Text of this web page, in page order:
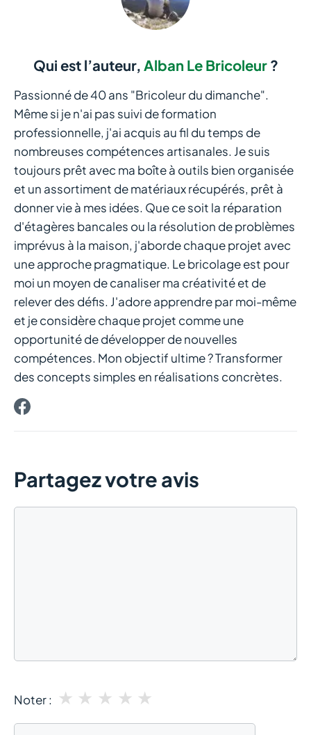
Qui est l’auteur,Alban Le Bricoleur?
Passionné de 40 ans "Bricoleur du dimanche".
Même si je n'ai pas suivi de formation
professionnelle, j'ai acquis au fil du temps de
nombreuses compétences artisanales. Je suis
toujours prêt avec ma boîte à outils bien organisée
et un assortiment de matériaux récupérés, prêt à
donner vie à mes idées. Que ce soit la réparation
d'étagères bancales ou la résolution de problèmes
imprévus à la maison, j'aborde chaque projet avec
une approche pragmatique. Le bricolage est pour
moi un moyen de canaliser ma créativité et de
relever des défis. J'adore apprendre par moi-même
et je considère chaque projet comme une
opportunité de développer de nouvelles
compétences. Mon objectif ultime ? Transformer
des concepts simples en réalisations concrètes.
Partagez votre avis
Noter : ★
★
★
★
★